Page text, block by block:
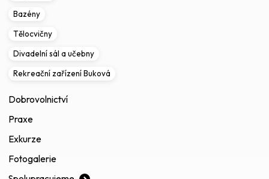
Bazény
Tělocvičny
Divadelní sál a učebny
Rekreační zařízení Buková
Dobrovolnictví
Praxe
Exkurze
Fotogalerie